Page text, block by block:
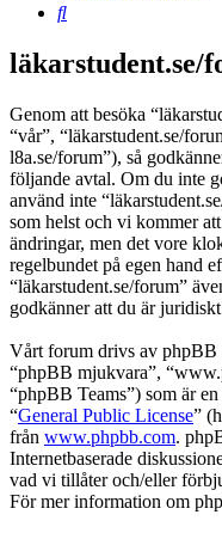
Sök
Genom att besöka
“vår”, “läkarstudent.se/
l8a.se/forum”), så
följande avtal. Om du inte
använd inte
som helst och vi kommer
ändringar, men det vore
regelbundet på egen hand
“läkarstudent.se/forum”
godkänner att du är
Vårt forum drivs av phpBB
“phpBB mjukvara”,
“phpBB Teams”) som är
“General Public License”
från www.phpbb.com.
Internetbaserade
vad vi tillåter och/eller
För mer information om